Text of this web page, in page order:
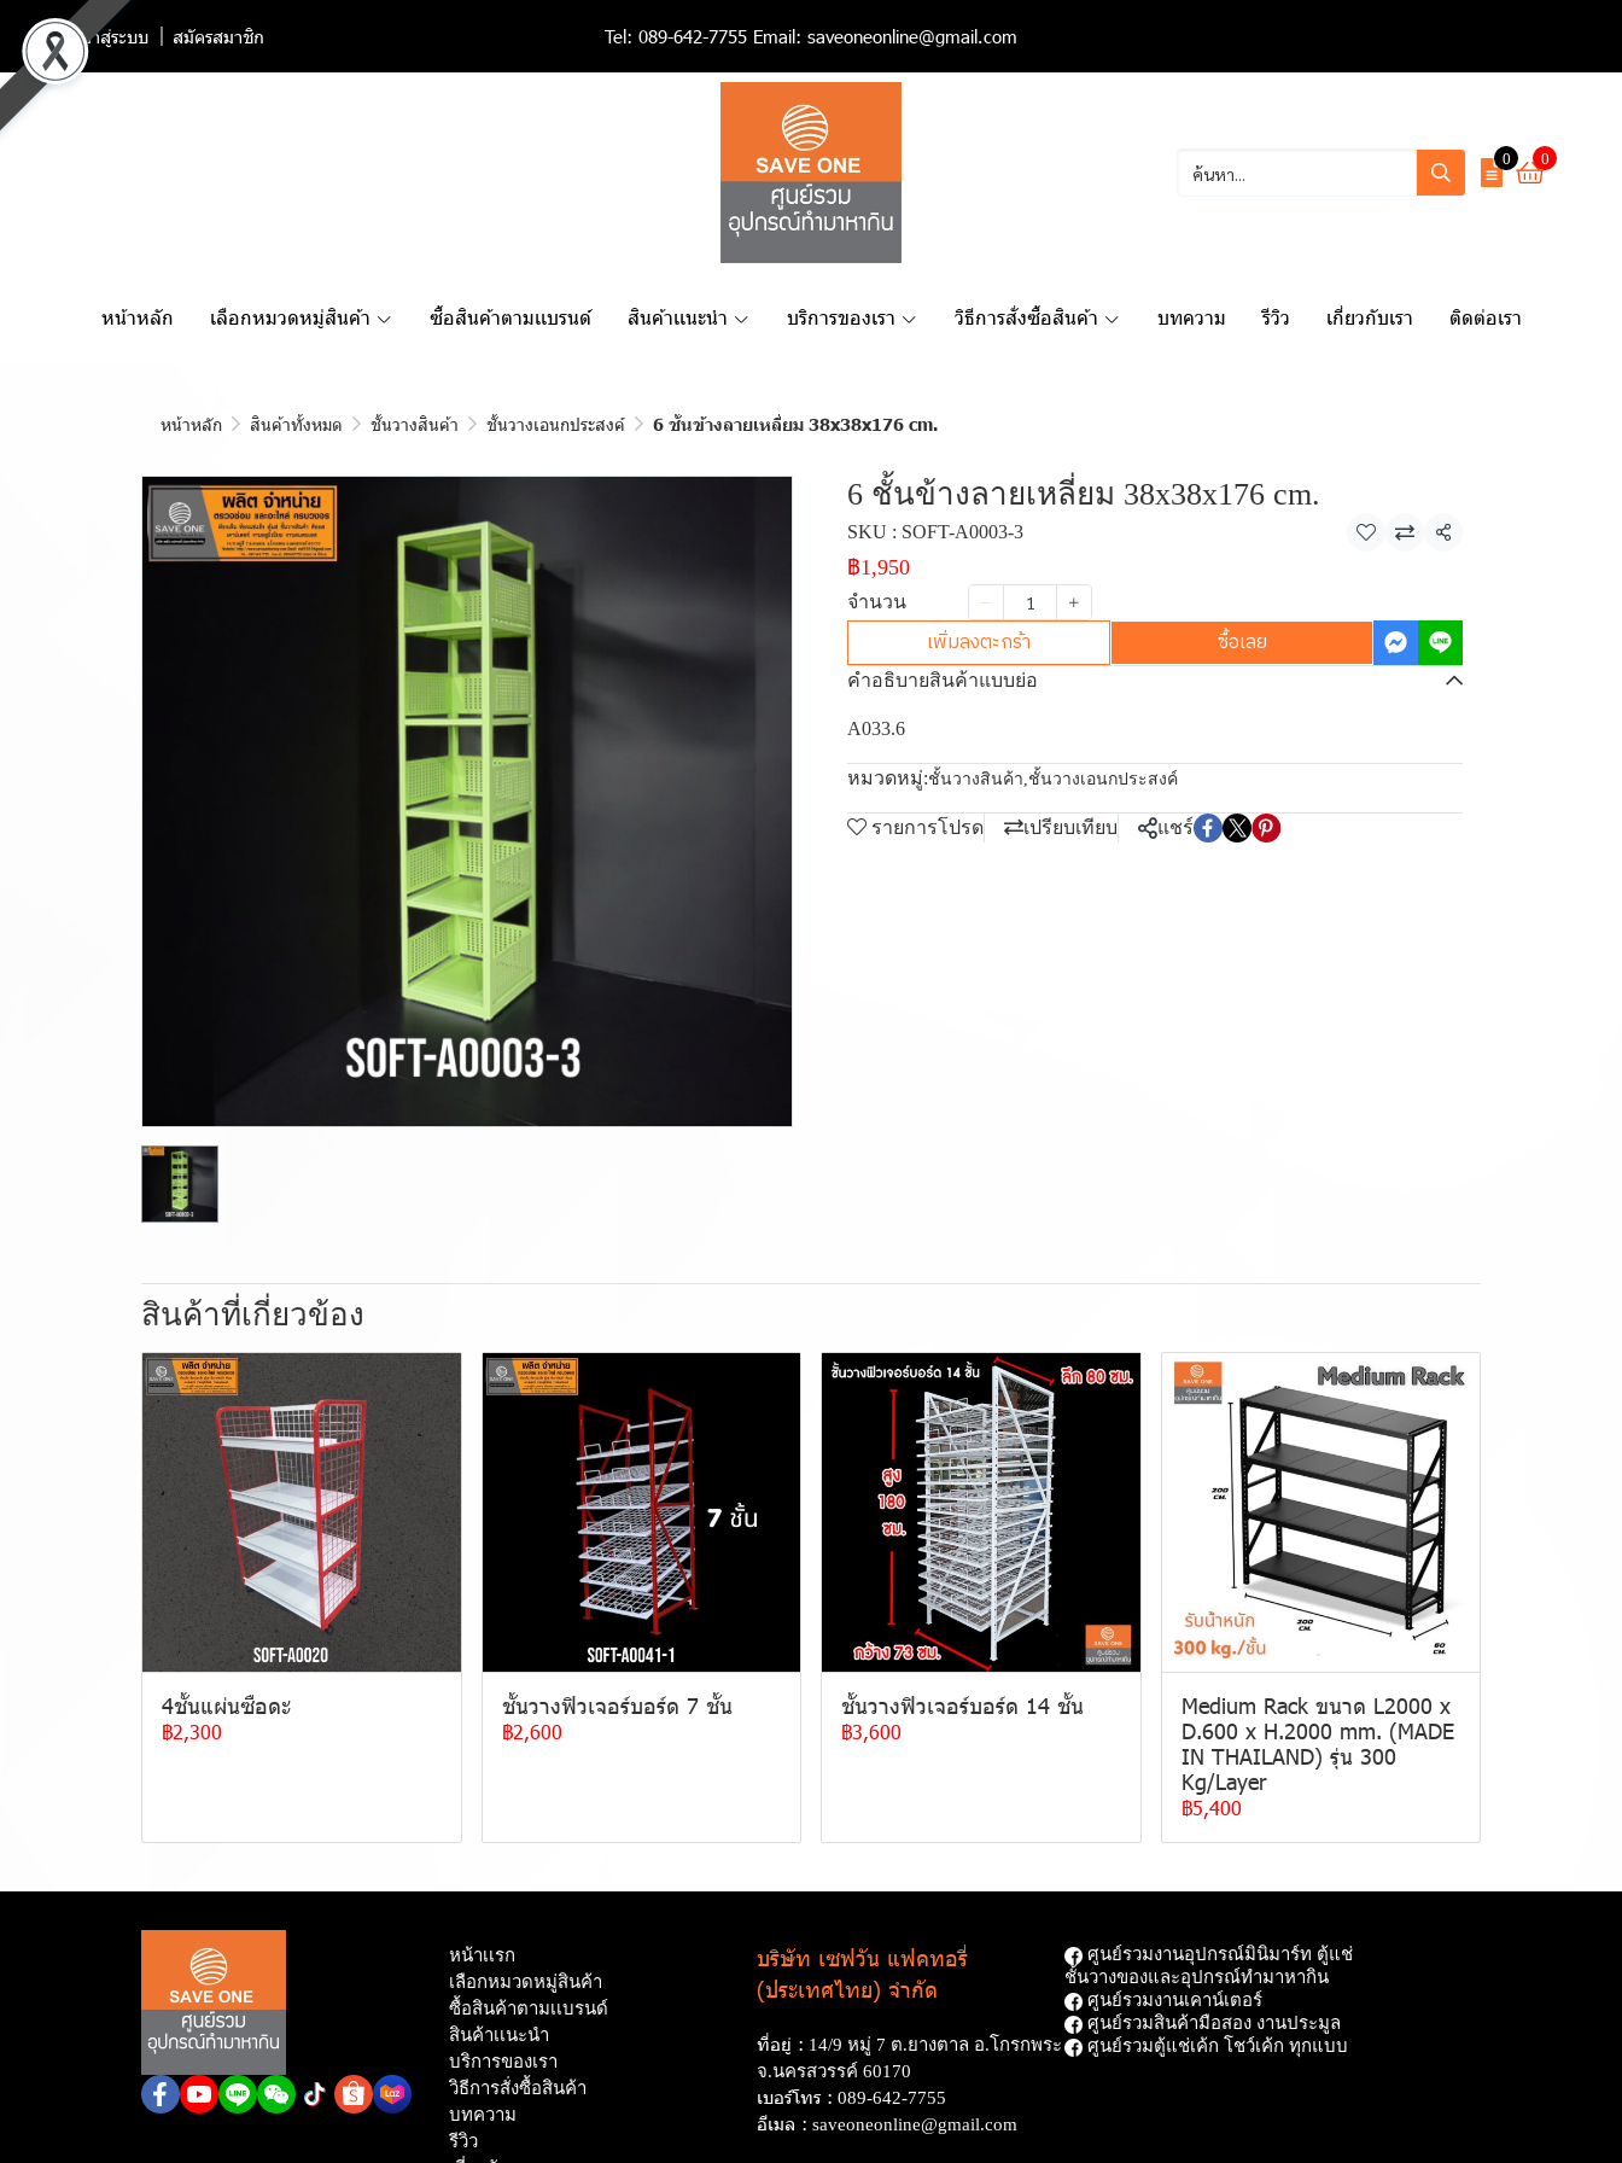
เข้าสู่ระบบ สมัครสมาชิก Tel: 089-642-7755 Email: saveoneonline@gmail.com
0 0
หน้าหลัก เลือกหมวดหมู่สินค้า ซื้อสินค้าตามเเบรนด์ สินค้าเเนะนำ บริการของเรา วิธีการสั่งซื้อสินค้า บทความ รีวิว เกี่ยวกับเรา ติดต่อเรา
หน้าหลัก สินค้าทั้งหมด ชั้นวางสินค้า ชั้นวางเอนกประสงค์ 6 ชั้นข้างลายเหลี่ยม 38x38x176 cm.
6 ชั้นข้างลายเหลี่ยม 38x38x176 cm.
SKU : SOFT-A0003-3 แชร์
฿1,950
จำนวน
เพิ่มลงตะกร้า ซื้อเลย
คำอธิบายสินค้าแบบย่อ
A033.6
หมวดหมู่:ชั้นวางสินค้า,ชั้นวางเอนกประสงค์
รายการโปรด เปรียบเทียบ แชร์
สินค้าที่เกี่ยวข้อง
4ชั้นแผ่นซือดะ
฿2,300
ชั้นวางฟิวเจอร์บอร์ด 7 ชั้น
฿2,600
ชั้นวางฟิวเจอร์บอร์ด 14 ชั้น
฿3,600
Medium Rack ขนาด L2000 x
D.600 x H.2000 mm. (MADE
IN THAILAND) รุ่น 300
Kg/Layer
฿5,400
หน้าเเรก
เลือกหมวดหมู่สินค้า
ซื้อสินค้าตามเเบรนด์
สินค้าเเนะนำ
บริการของเรา
วิธีการสั่งซื้อสินค้า
บทความ
รีวิว
บริษัท เซฟวัน แฟคทอรี่
(ประเทศไทย) จำกัด
ที่อยู่ : 14/9 หมู่ 7 ต.ยางตาล อ.โกรกพระ
จ.นครสวรรค์ 60170
เบอร์โทร : 089-642-7755
อีเมล : saveoneonline@gmail.com
ศูนย์รวมงานอุปกรณ์มินิมาร์ท ตู้แช่
ชั้นวางของและอุปกรณ์ทํามาหากิน
ศูนย์รวมงานเคาน์เตอร์
ศูนย์รวมสินค้ามือสอง งานประมูล
ศูนย์รวมตู้แช่เค้ก โชว์เค้ก ทุกแบบ